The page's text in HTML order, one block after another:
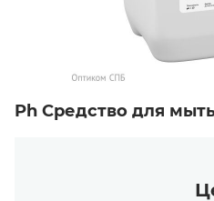
Ph Средство для